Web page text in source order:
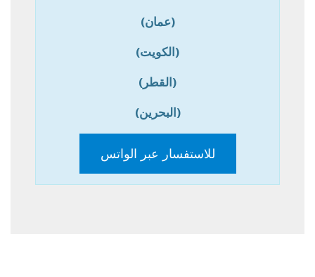
(عمان)
(الكويت)
(القطر)
(البحرين)
للاستفسار عبر الواتس